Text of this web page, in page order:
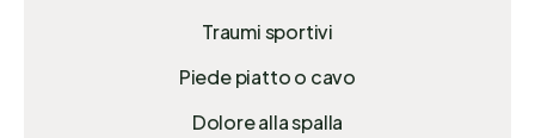
Traumi sportivi
Piede piatto o cavo
Dolore alla spalla